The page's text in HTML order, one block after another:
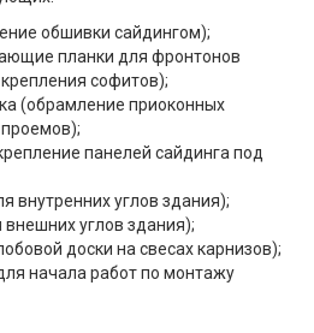
обшивки сайдингом);
планки для фронтонов
софитов);
(обрамление приоконных
панелей сайдинга под
внутренних углов здания);
углов здания);
доски на свесах карнизов);
начала работ по монтажу